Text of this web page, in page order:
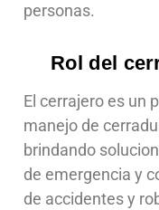
personas.
Rol del
El cerrajero es un
manejo de
brindando
de emergencia y
de accidentes y